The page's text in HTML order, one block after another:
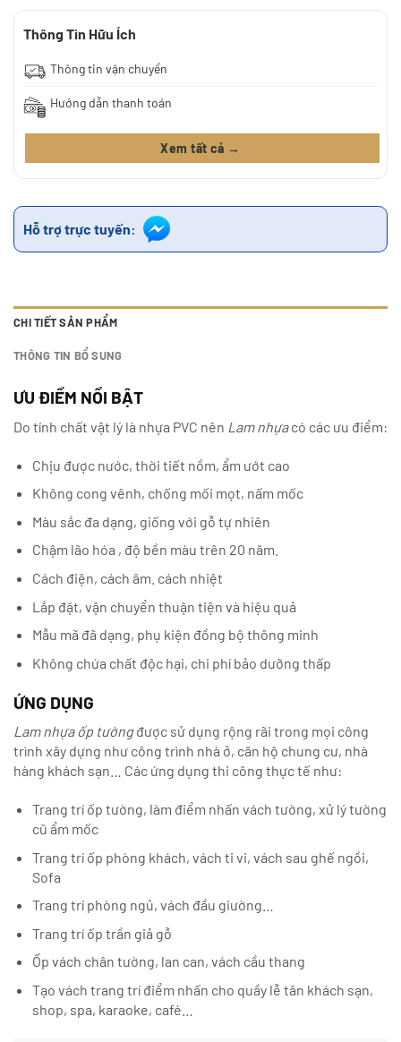
Thông Tin Hữu Ích
Thông tin vận chuyển
Hướng dẫn thanh toán
Xem tất cả →
Hỗ trợ trực tuyến:
CHI TIẾT SẢN PHẨM
THÔNG TIN BỔ SUNG
ƯU ĐIỂM NỔI BẬT
Do tính chất vật lý là nhựa PVC nên Lam nhựacó các ưu điểm:
Chịu được nước, thời tiết nồm, ẩm ướt cao
Không cong vênh, chống mối mọt, nấm mốc
Màu sắc đa dạng, giống với gỗ tự nhiên
Chậm lão hóa , độ bền màu trên 20 năm.
Cách điện, cách âm. cách nhiệt
Lắp đặt, vận chuyển thuận tiện và hiệu quả
Mẫu mã đã dạng, phụ kiện đồng bộ thông minh
Không chứa chất độc hại, chi phí bảo dưỡng thấp
ỨNG DỤNG
Lam nhựa ốp tườngđược sử dụng rộng rãi trong mọi công
trình xây dựng như công trình nhà ở, căn hộ chung cư, nhà
hàng khách sạn… Các ứng dụng thi công thực tế như:
Trang trí ốp tường, làm điểm nhấn vách tường, xử lý tường
cũ ẩm mốc
Trang trí ốp phòng khách, vách ti vi, vách sau ghế ngồi,
Sofa
Trang trí phòng ngủ, vách đầu giường…
Trang trí ốp trần giả gỗ
Ốp vách chân tường, lan can, vách cầu thang
Tạo vách trang trí điểm nhấn cho quầy lễ tân khách sạn,
shop, spa, karaoke, café…